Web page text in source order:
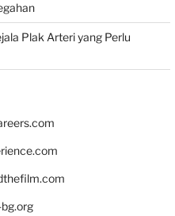
Plak Arteri yang Perlu